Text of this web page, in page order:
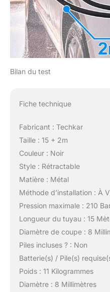
Bilan du test
Fiche technique
Fabricant : Techkar
Taille : 15 + 2m
Couleur : Noir
Style : Rétractable
Matière : Métal
Méthode d’installation : À
Pression maximale : 210
Longueur du tuyau : 15
Diamètre de coupe : 8
Piles incluses ? : Non
Batterie(s) / Pile(s)
Poids : 11 Kilogrammes
Diamètre : 8 Millimètres